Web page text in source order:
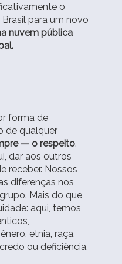
o
para um novo
nuvem pública
forma de
de qualquer
— o respeito.
dar aos outros
receber. Nossos
diferenças nos
Mais do que
aqui, temos
etnia, raça,
ou deficiência.